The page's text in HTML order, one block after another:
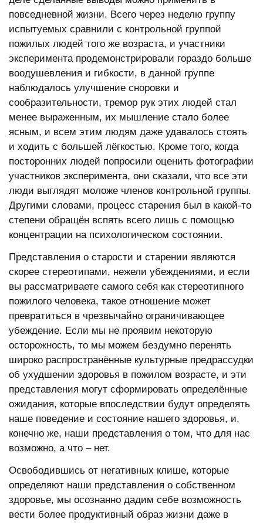
повседневной жизни. Всего через неделю группу
испытуемых сравнили с контрольной группой
пожилых людей того же возраста, и участники
эксперимента продемонстрировали гораздо больше
воодушевления и гибкости, в данной группе
наблюдалось улучшение сноровки и
сообразительности, тремор рук этих людей стал
менее выраженным, их мышление стало более
ясным, и всем этим людям даже удавалось стоять
и ходить с большей лёгкостью. Кроме того, когда
посторонних людей попросили оценить фотографии
участников эксперимента, они сказали, что все эти
люди выглядят моложе членов контрольной группы.
Другими словами, процесс старения был в какой-то
степени обращён вспять всего лишь с помощью
концентрации на психологическом состоянии.
Представления о старости и старении являются
скорее стереотипами, нежели убеждениями, и если
вы рассматриваете самого себя как стереотипного
пожилого человека, такое отношение может
превратиться в чрезвычайно ограничивающее
убеждение. Если мы не проявим некоторую
осторожность, то мы можем бездумно перенять
широко распространённые культурные предрассудки
об ухудшении здоровья в пожилом возрасте, и эти
представления могут сформировать определённые
ожидания, которые впоследствии будут определять
наше поведение и состояние нашего здоровья, и,
конечно же, наши представления о том, что для нас
возможно, а что – нет.
Освободившись от негативных клише, которые
определяют наши представления о собственном
здоровье, мы осознанно дадим себе возможность
вести более продуктивный образ жизни даже в